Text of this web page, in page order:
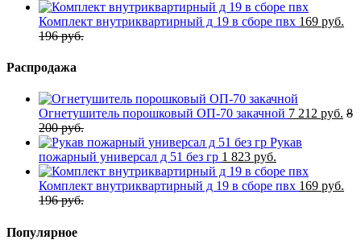
Комплект внутриквартирный д 19 в сборе пвх 169 руб.
196 руб.
Распродажа
Огнетушитель порошковый ОП-70 закачной 7 212 руб. 8
200 руб.
Рукав
пожарный универсал д 51 без гр 1 823 руб.
Комплект внутриквартирный д 19 в сборе пвх 169 руб.
196 руб.
Популярное